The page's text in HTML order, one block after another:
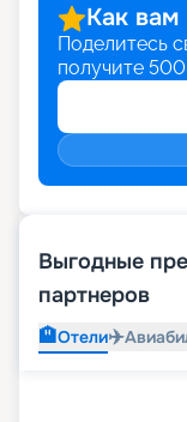
Как вам
Поделитесь
получите 500
Выгодные
партнеров
🏨Отели✈️